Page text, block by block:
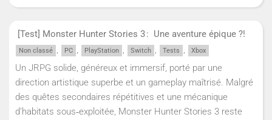
[Test] Monster Hunter Stories 3 : Une aventure épique ?!
Non classé , PC , PlayStation , Switch , Tests , Xbox
Un JRPG solide, généreux et immersif, porté par une
direction artistique superbe et un gameplay maîtrisé. Malgré
des quêtes secondaires répétitives et une mécanique
d’habitats sous‑exploitée, Monster Hunter Stories 3 reste